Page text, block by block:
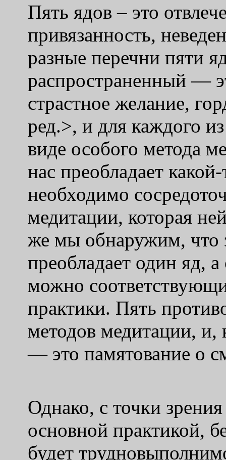
Пять ядов – это
привязанность,
разные перечни пяти
распространенный —
страстное желание,
ред.>, и для каждого
виде особого метода
нас преобладает
необходимо
медитации, которая
же мы обнаружим, что
преобладает один яд,
можно
практики. Пять
методов медитации,
— это памятование о
Однако, с точки
основной практикой,
будет